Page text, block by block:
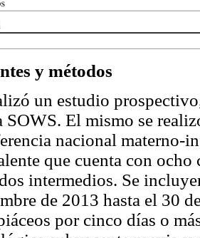
y métodos
un estudio
SOWS. El mismo se
nacional materno-
que cuenta con ocho
intermedios. Se
de 2013 hasta el 30
por cinco días o